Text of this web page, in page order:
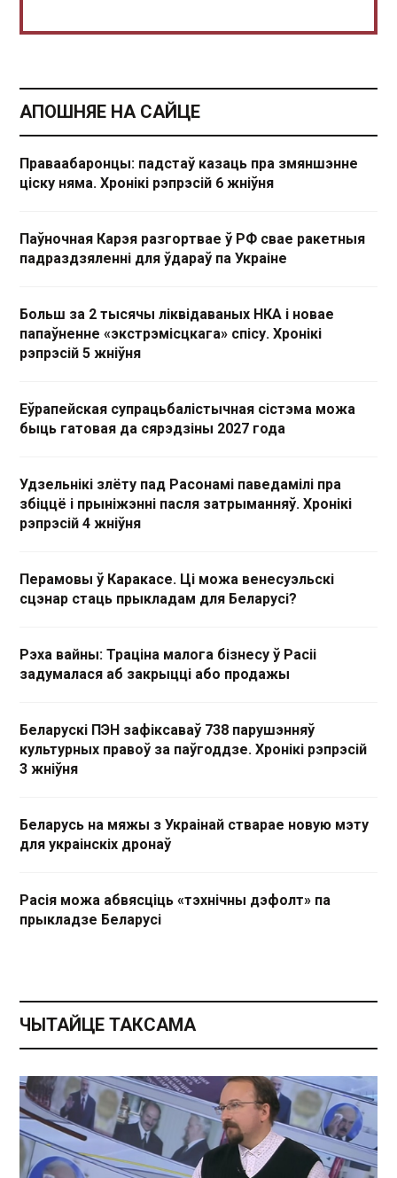
АПОШНЯЕ НА САЙЦЕ
Праваабаронцы: падстаў казаць пра змяншэнне
ціску няма. Хронікі рэпрэсій 6 жніўня
Паўночная Карэя разгортвае ў РФ свае ракетныя
падраздзяленні для ўдараў па Украіне
Больш за 2 тысячы ліквідаваных НКА і новае
папаўненне «экстрэмісцкага» спісу. Хронікі
рэпрэсій 5 жніўня
Еўрапейская супрацьбалістычная сістэма можа
быць гатовая да сярэдзіны 2027 года
Удзельнікі злёту пад Расонамі паведамілі пра
збіццё і прыніжэнні пасля затрыманняў. Хронікі
рэпрэсій 4 жніўня
Перамовы ў Каракасе. Ці можа венесуэльскі
сцэнар стаць прыкладам для Беларусі?
Рэха вайны: Траціна малога бізнесу ў Расіі
задумалася аб закрыцці або продажы
Беларускі ПЭН зафіксаваў 738 парушэнняў
культурных правоў за паўгоддзе. Хронікі рэпрэсій
3 жніўня
Беларусь на мяжы з Украінай стварае новую мэту
для украінскіх дронаў
Расія можа абвясціць «тэхнічны дэфолт» па
прыкладзе Беларусі
ЧЫТАЙЦЕ ТАКСАМА